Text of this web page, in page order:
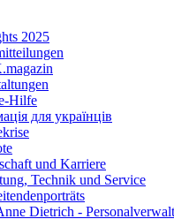
2025
Hilfe
для українців
und Karriere
Technik und Service
Dietrich -